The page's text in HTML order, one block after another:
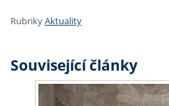
RubrikyAktuality
Související články